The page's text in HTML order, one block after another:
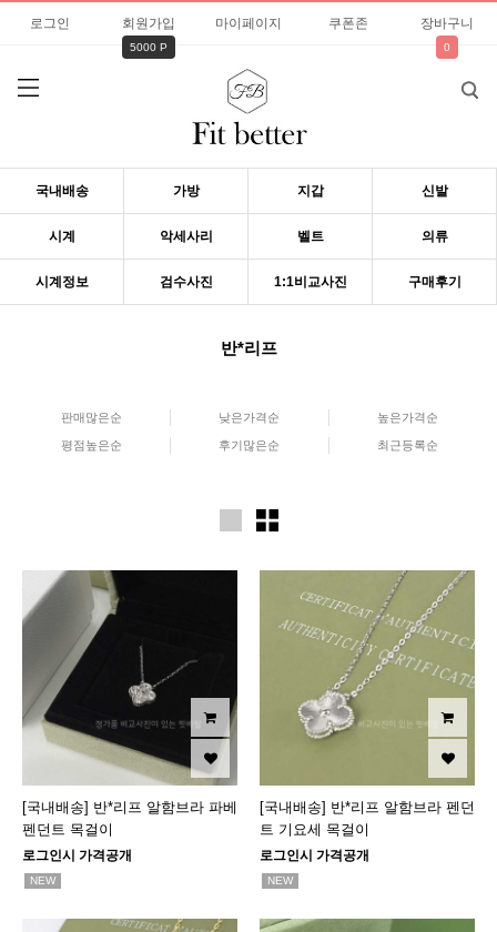
로그인 회원가입
5000 P
마이페이지 쿠폰존 장바구니
0
국내배송 가방 지갑 신발
시계 악세사리 벨트 의류
시계정보 검수사진 1:1비교사진 구매후기
반*리프
판매많은순 낮은가격순 높은가격순
평점높은순 후기많은순 최근등록순
[국내배송] 반*리프 알함브라 파베
펜던트 목걸이
로그인시 가격공개
NEW
[국내배송] 반*리프 알함브라 펜던
트 기요세 목걸이
로그인시 가격공개
NEW